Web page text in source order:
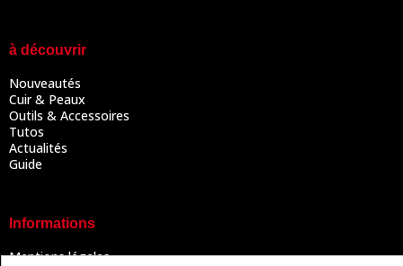
à découvrir
Nouveautés
Cuir & Peaux
Outils & Accessoires
Tutos
Actualités
Guide
Informations
Mentions légales